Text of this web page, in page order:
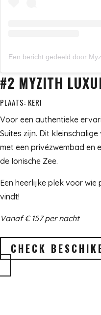
#2 MYZITH
PLAATS: KERI
Voor een authentieke
Suites zijn. Dit
met een privézwembad en
de Ionische Zee.
Een heerlijke plek voor
vindt!
Vanaf € 157 per nacht
CHECK